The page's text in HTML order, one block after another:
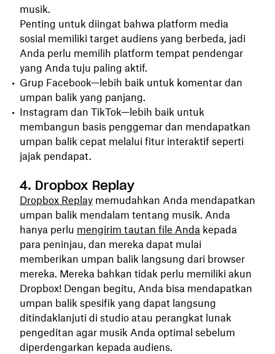
musik.
Penting untuk diingat bahwa platform media
sosial memiliki target audiens yang berbeda, jadi
Anda perlu memilih platform tempat pendengar
yang Anda tuju paling aktif.
Grup Facebook—lebih baik untuk komentar dan
umpan balik yang panjang.
Instagram dan TikTok—lebih baik untuk
membangun basis penggemar dan mendapatkan
umpan balik cepat melalui fitur interaktif seperti
jajak pendapat.
4. Dropbox Replay
Dropbox Replay memudahkan Anda mendapatkan
umpan balik mendalam tentang musik. Anda
hanya perlu mengirim tautan file Anda kepada
para peninjau, dan mereka dapat mulai
memberikan umpan balik langsung dari browser
mereka. Mereka bahkan tidak perlu memiliki akun
Dropbox! Dengan begitu, Anda bisa mendapatkan
umpan balik spesifik yang dapat langsung
ditindaklanjuti di studio atau perangkat lunak
pengeditan agar musik Anda optimal sebelum
diperdengarkan kepada audiens.